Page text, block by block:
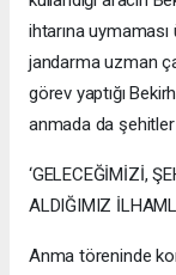
ihtarına
jandarma uzman
görev yaptığı
anmada da şehitler
‘GELECEĞİMİZİ,
ALDIĞIMIZ
Anma töreninde